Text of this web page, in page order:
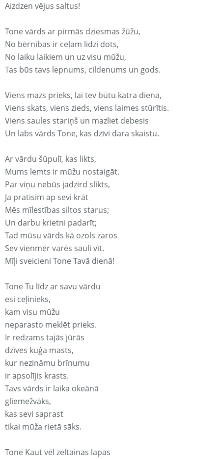
Aizdzen vējus saltus!
Tone vārds ar pirmās dziesmas žūžu,
No bērnības ir ceļam līdzi dots,
No laiku laikiem un uz visu mūžu,
Tas būs tavs lepnums, cildenums un gods.
Viens mazs prieks, lai tev būtu katra diena,
Viens skats, viens zieds, viens laimes stūrītis.
Viens saules stariņš un mazliet debesis
Un labs vārds Tone, kas dzīvi dara skaistu.
Ar vārdu šūpulī, kas likts,
Mums lemts ir mūžu nostaigāt.
Par viņu nebūs jadzird slikts,
Ja pratīsim ap sevi krāt
Mēs mīlestības siltos starus;
Un darbu krietni padarīt;
Tad mūsu vārds kā ozols zaros
Sev vienmēr varēs sauli vīt.
Mīļi sveicieni Tone Tavā dienā!
Tone Tu līdz ar savu vārdu
esi ceļinieks,
kam visu mūžu
neparasto meklēt prieks.
Ir redzams tajās jūrās
dzīves kuģa masts,
kur nezināmu brīnumu
ir apsolījis krasts.
Tavs vārds ir laika okeānā
gliemežvāks,
kas sevi saprast
tikai mūža rietā sāks.
Tone Kaut vēl zeltainas lapas